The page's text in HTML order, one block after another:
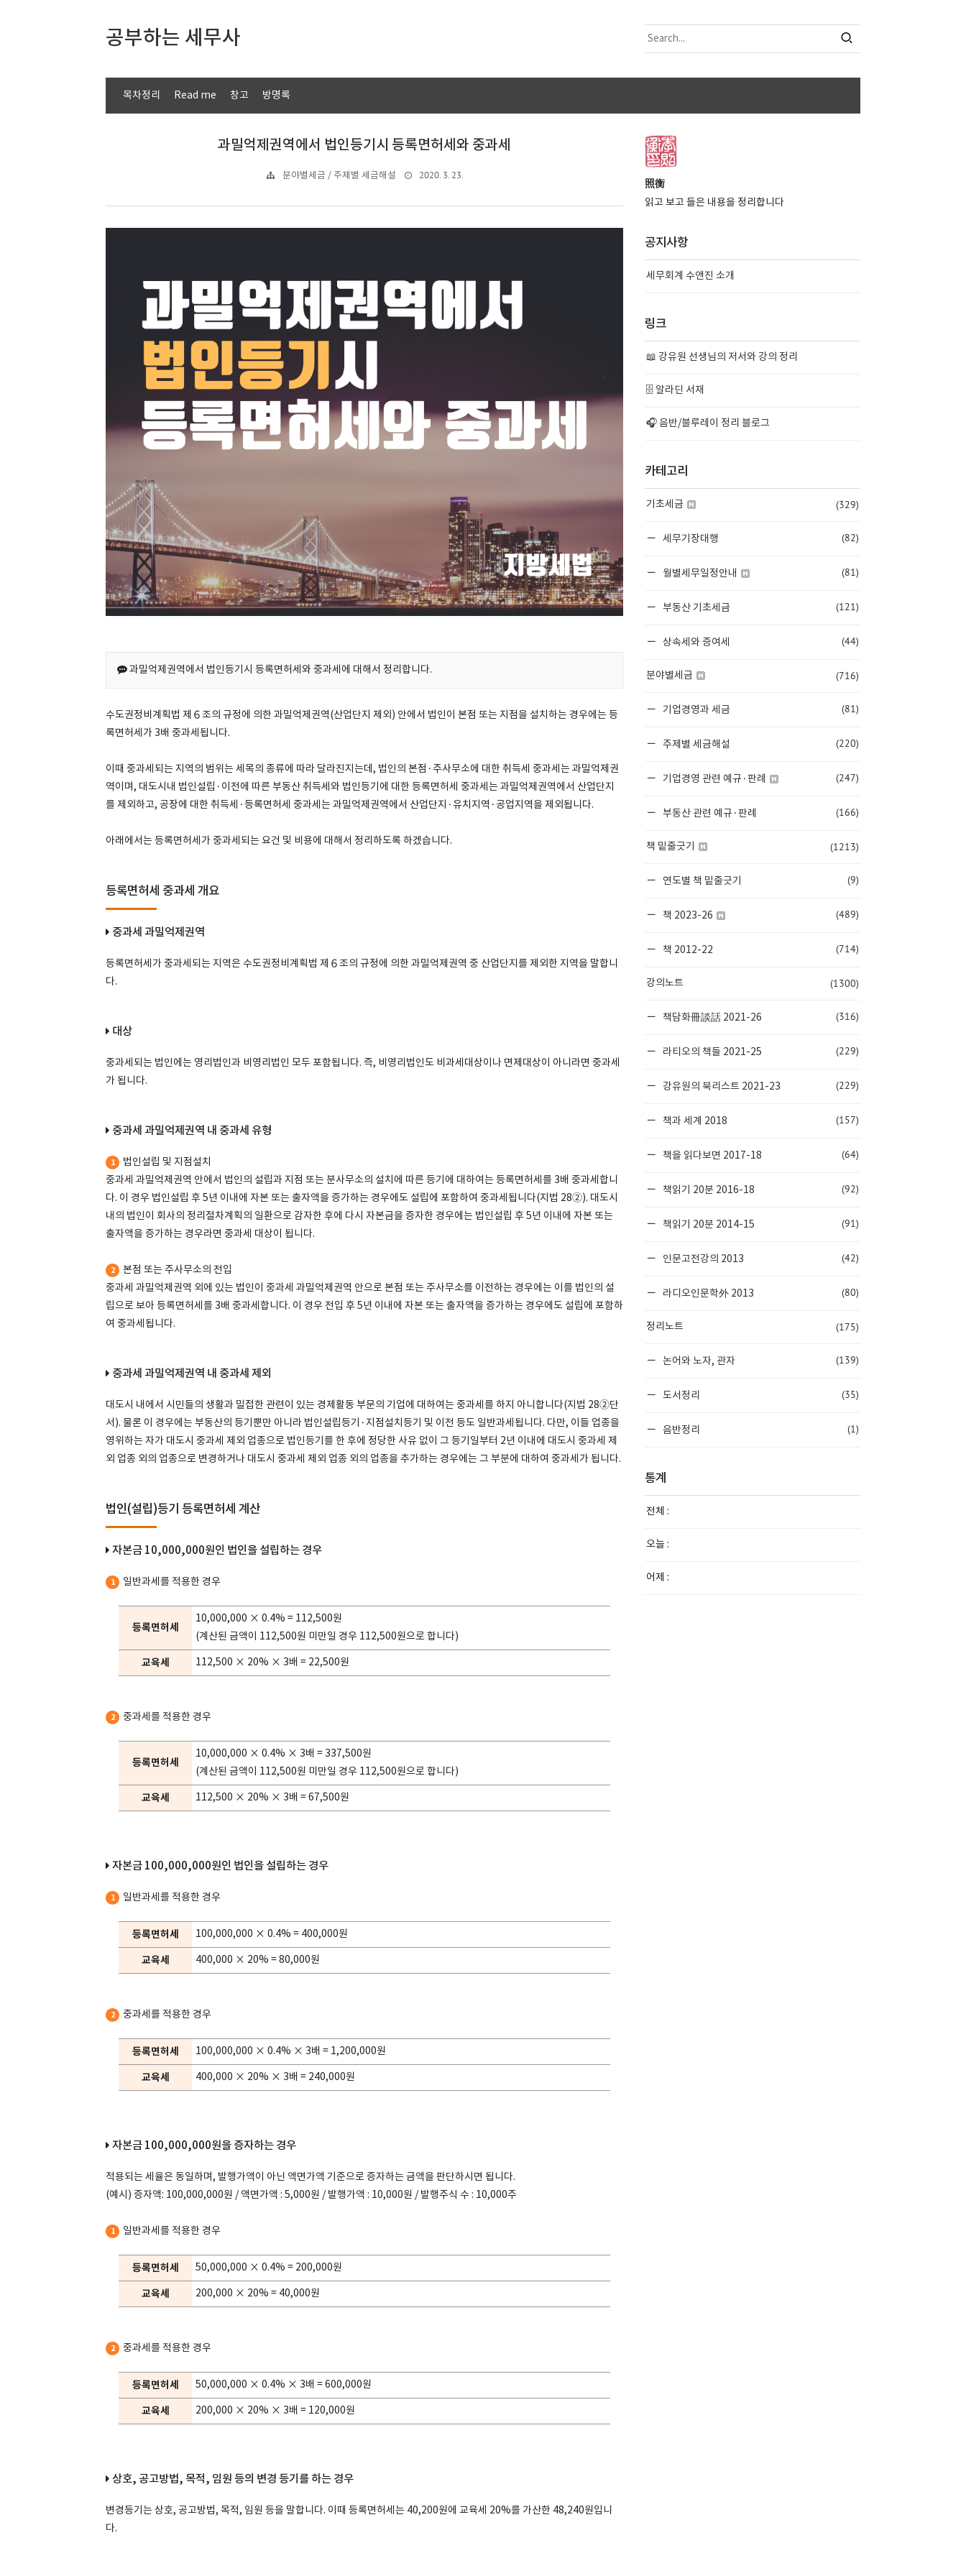
공부하는 세무사
목차정리 Read me 창고 방명록
과밀억제권역에서 법인등기시 등록면허세와 중과세
분야별세금 / 주제별 세금해설 2020. 3. 23.
과밀억제권역에서 법인등기시 등록면허세와 중과세에 대해서 정리합니다.
수도권정비계획법 제６조의 규정에 의한 과밀억제권역(산업단지 제외) 안에서 법인이 본점 또는 지점을 설치하는 경우에는 등
록면허세가 3배 중과세됩니다.
이때 중과세되는 지역의 범위는 세목의 종류에 따라 달라진지는데, 법인의 본점·주사무소에 대한 취득세 중과세는 과밀억제권
역이며, 대도시내 법인설립·이전에 따른 부동산 취득세와 법인등기에 대한 등록면허세 중과세는 과밀억제권역에서 산업단지
를 제외하고, 공장에 대한 취득세·등록면허세 중과세는 과밀억제권역에서 산업단지·유치지역·공업지역을 제외됩니다.
아래에서는 등록면허세가 중과세되는 요건 및 비용에 대해서 정리하도록 하겠습니다.
등록면허세 중과세 개요
중과세 과밀억제권역
등록면허세가 중과세되는 지역은 수도권정비계획법 제６조의 규정에 의한 과밀억제권역 중 산업단지를 제외한 지역을 말합니
다.
대상
중과세되는 법인에는 영리법인과 비영리법인 모두 포함됩니다. 즉, 비영리법인도 비과세대상이나 면제대상이 아니라면 중과세
가 됩니다.
중과세 과밀억제권역 내 중과세 유형
1
법인설립 및 지점설치
중과세 과밀억제권역 안에서 법인의 설립과 지점 또는 분사무소의 설치에 따른 등기에 대하여는 등록면허세를 3배 중과세합니
다. 이 경우 법인설립 후 5년 이내에 자본 또는 출자액을 증가하는 경우에도 설립에 포함하여 중과세됩니다(지법 28②). 대도시
내의 법인이 회사의 정리절차계획의 일환으로 감자한 후에 다시 자본금을 증자한 경우에는 법인설립 후 5년 이내에 자본 또는
출자액을 증가하는 경우라면 중과세 대상이 됩니다.
2
본점 또는 주사무소의 전입
중과세 과밀억제권역 외에 있는 법인이 중과세 과밀억제권역 안으로 본점 또는 주사무소를 이전하는 경우에는 이를 법인의 설
립으로 보아 등록면허세를 3배 중과세합니다. 이 경우 전입 후 5년 이내에 자본 또는 출자액을 증가하는 경우에도 설립에 포함하
여 중과세됩니다.
중과세 과밀억제권역 내 중과세 제외
대도시 내에서 시민들의 생활과 밀접한 관련이 있는 경제활동 부문의 기업에 대하여는 중과세를 하지 아니합니다(지법 28②단
서). 물론 이 경우에는 부동산의 등기뿐만 아니라 법인설립등기·지점설치등기 및 이전 등도 일반과세됩니다. 다만, 이들 업종을
영위하는 자가 대도시 중과세 제외 업종으로 법인등기를 한 후에 정당한 사유 없이 그 등기일부터 2년 이내에 대도시 중과세 제
외 업종 외의 업종으로 변경하거나 대도시 중과세 제외 업종 외의 업종을 추가하는 경우에는 그 부분에 대하여 중과세가 됩니다.
법인(설립)등기 등록면허세 계산
자본금 10,000,000원인 법인을 설립하는 경우
1 일반과세를 적용한 경우
등록면허세
10,000,000 × 0.4% = 112,500원
(계산된 금액이 112,500원 미만일 경우 112,500원으로 합니다)
교육세 112,500 × 20% × 3배 = 22,500원
2 중과세를 적용한 경우
등록면허세
10,000,000 × 0.4% × 3배 = 337,500원
(계산된 금액이 112,500원 미만일 경우 112,500원으로 합니다)
교육세 112,500 × 20% × 3배 = 67,500원
자본금 100,000,000원인 법인을 설립하는 경우
1 일반과세를 적용한 경우
등록면허세 100,000,000 × 0.4% = 400,000원
교육세 400,000 × 20% = 80,000원
2 중과세를 적용한 경우
등록면허세 100,000,000 × 0.4% × 3배 = 1,200,000원
교육세 400,000 × 20% × 3배 = 240,000원
자본금 100,000,000원을 증자하는 경우
적용되는 세율은 동일하며, 발행가액이 아닌 액면가액 기준으로 증자하는 금액을 판단하시면 됩니다.
(예시) 증자액: 100,000,000원 / 액면가액 : 5,000원 / 발행가액 : 10,000원 / 발행주식 수 : 10,000주
1 일반과세를 적용한 경우
등록면허세 50,000,000 × 0.4% = 200,000원
교육세 200,000 × 20% = 40,000원
2 중과세를 적용한 경우
등록면허세 50,000,000 × 0.4% × 3배 = 600,000원
교육세 200,000 × 20% × 3배 = 120,000원
상호, 공고방법, 목적, 임원 등의 변경 등기를 하는 경우
변경등기는 상호, 공고방법, 목적, 임원 등을 말합니다. 이때 등록면허세는 40,200원에 교육세 20%를 가산한 48,240원입니
다.
照衡
읽고 보고 들은 내용을 정리합니다
공지사항
세무회계 수앤진 소개
링크
📖 강유원 선생님의 저서와 강의 정리
🗄️ 알라딘 서재
🎧 음반/블루레이 정리 블로그
카테고리
기초세금 (329)
세무기장대행 (82)
월별세무일정안내 (81)
부동산 기초세금 (121)
상속세와 증여세 (44)
분야별세금 (716)
기업경영과 세금 (81)
주제별 세금해설 (220)
기업경영 관련 예규·판례 (247)
부동산 관련 예규·판례 (166)
책 밑줄긋기 (1213)
연도별 책 밑줄긋기 (9)
책 2023-26 (489)
책 2012-22 (714)
강의노트 (1300)
책담화冊談話 2021-26 (316)
라티오의 책들 2021-25 (229)
강유원의 북리스트 2021-23 (229)
책과 세계 2018 (157)
책을 읽다보면 2017-18 (64)
책읽기 20분 2016-18 (92)
책읽기 20분 2014-15 (91)
인문고전강의 2013 (42)
라디오인문학外 2013 (80)
정리노트 (175)
논어와 노자, 관자 (139)
도서정리 (35)
음반정리 (1)
통계
전체 :
오늘 :
어제 :